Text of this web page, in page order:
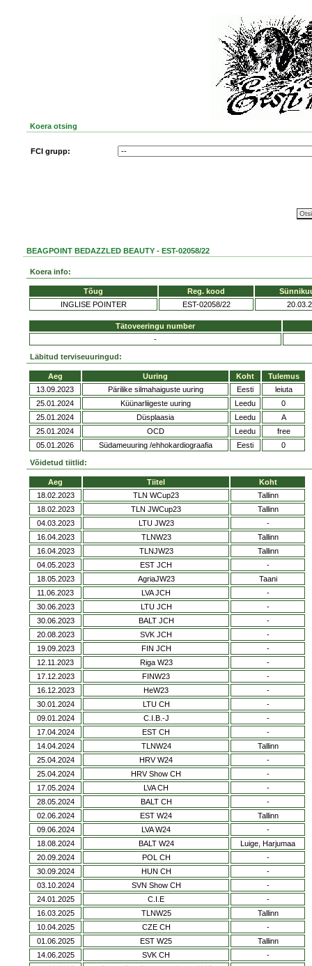
Koera otsing
FCI grupp:
BEAGPOINT BEDAZZLED BEAUTY - EST-02058/22
Koera info:
Tõug Reg. kood
INGLISE POINTER
EST-02058/22
Tätoveeringu number
-
Läbitud terviseuuringud:
Aeg Uuring Koht
Tulemus
13.09.2023
Pärilike silmahaiguste uuring Eesti
leiuta
25.01.2024
Küünarliigeste uuring Leedu
0
25.01.2024
Düsplaasia Leedu
A
25.01.2024
OCD Leedu
free
05.01.2026
Südameuuring /ehhokardiograafia Eesti 0
Võidetud tiitlid:
Aeg Tiitel
Koht
18.02.2023
TLN WCup23
Tallinn
18.02.2023
TLN JWCup23
Tallinn
04.03.2023
LTU JW23
-
16.04.2023
TLNW23
Tallinn
16.04.2023
TLNJW23
Tallinn
04.05.2023
EST JCH
-
18.05.2023
AgriaJW23
Taani
11.06.2023
LVA JCH
-
30.06.2023
LTU JCH
-
30.06.2023
BALT JCH
-
20.08.2023
SVK JCH
-
19.09.2023
FIN JCH
-
12.11.2023
Riga W23
-
17.12.2023
FINW23
-
16.12.2023
HeW23
-
30.01.2024
LTU CH
-
09.01.2024
C.I.B.-J
-
17.04.2024
EST CH
-
14.04.2024
TLNW24
Tallinn
25.04.2024
HRV W24
-
25.04.2024
HRV Show CH
-
17.05.2024
LVA CH
-
28.05.2024
BALT CH
-
02.06.2024
EST W24
Tallinn
09.06.2024
LVA W24
-
18.08.2024
BALT W24
Luige, Harjumaa
20.09.2024
POL CH
-
30.09.2024
HUN CH
-
03.10.2024
SVN Show CH
-
24.01.2025
C.I.E
-
16.03.2025
TLNW25
Tallinn
10.04.2025
CZE CH
-
01.06.2025
EST W25
Tallinn
14.06.2025
SVK CH
-